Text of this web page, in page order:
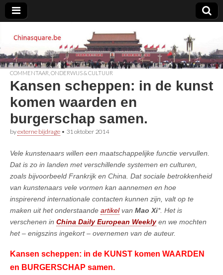
Chinasquare.be
COMMENTAAR ONDERWIJS & CULTUUR
Kansen scheppen: in de kunst
komen waarden en
burgerschap samen.
byexterne bijdrage • 31 oktober 2014
Vele kunstenaars willen een maatschappelijke functie vervullen.
Dat is zo in landen met verschillende systemen en culturen,
zoals bijvoorbeeld Frankrijk en China. Dat sociale betrokkenheid
van kunstenaars vele vormen kan aannemen en hoe
inspirerend internationale contacten kunnen zijn, valt op te
maken uit het onderstaande artikelvan Mao Xi*. Het is
verschenen in China Daily European Weeklyen we mochten
het – enigszins ingekort – overnemen van de auteur.
Kansen scheppen: in de KUNST komen WAARDEN
en BURGERSCHAP samen.